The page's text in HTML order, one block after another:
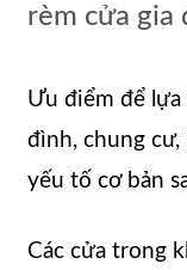
rèm cửa gia
Ưu điểm để lựa
đình, chung
yếu tố cơ bản
Các cửa trong